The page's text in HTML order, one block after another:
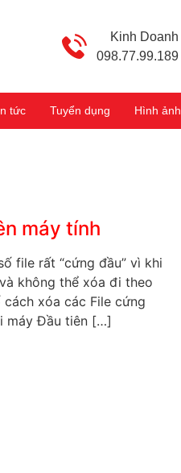
Kinh Doanh
098.77.99.189
tức Tuyển dụng Hình ảnh
máy tính
file rất “cứng đầu” vì khi
không thể xóa đi theo
xóa các File cứng
máy Đầu tiên […]